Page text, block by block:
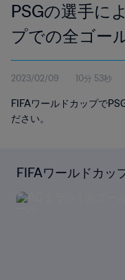
PSGの選手に
プでの全ゴー
2023/02/09 10分 53秒
FIFAワールドカップで
ださい。
FIFAワールドカッ
ゴール数